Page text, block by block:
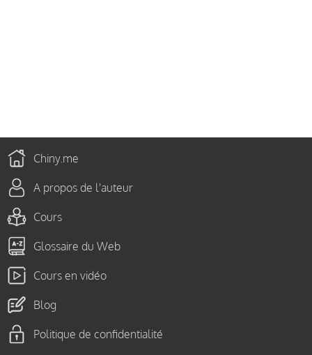
Chiny.me
A propos de l'auteur
Cours
Glossaire du Web
Cours en vidéo
Blog
Politique de confidentialité